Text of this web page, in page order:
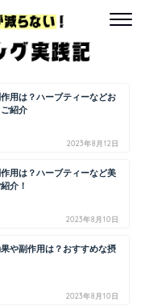
用は？ハーブティーなどお
紹介
2023年8月12日
用は？ハーブティーなど美
介！
2023年8月10日
や副作用は？おすすめな摂
2023年8月10日